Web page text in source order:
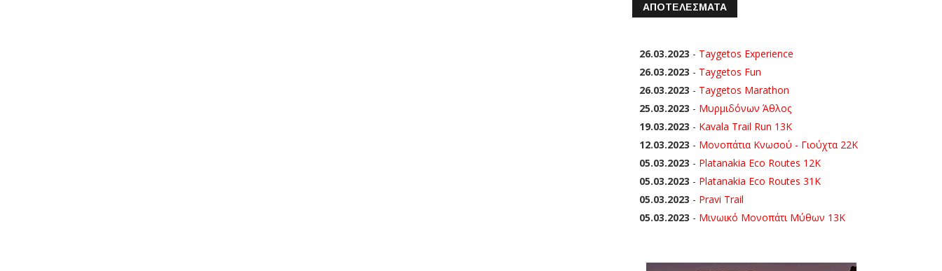
ΑΠΟΤΕΛΕΣΜΑΤΑ
26.03.2023 - Taygetos Experience
26.03.2023 - Taygetos Fun
26.03.2023 - Taygetos Marathon
25.03.2023 - Μυρμιδόνων Άθλος
19.03.2023 - Kavala Trail Run 13K
12.03.2023 - Μονοπάτια Κνωσού - Γιούχτα 22Κ
05.03.2023 - Platanakia Eco Routes 12K
05.03.2023 - Platanakia Eco Routes 31K
05.03.2023 - Pravi Trail
05.03.2023 - Μινωικό Μονοπάτι Μύθων 13Κ